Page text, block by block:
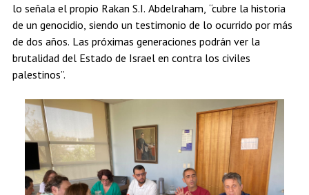
lo señala el propio Rakan S.I. Abdelraham, “cubre la historia
de un genocidio, siendo un testimonio de lo ocurrido por más
de dos años. Las próximas generaciones podrán ver la
brutalidad del Estado de Israel en contra los civiles
palestinos”.